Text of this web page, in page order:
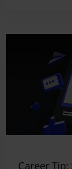
Career